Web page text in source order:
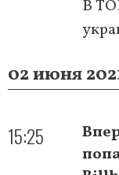
В
02 июня
15:25